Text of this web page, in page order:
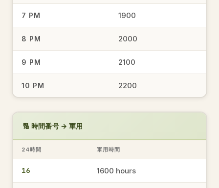
軍用時間
→ 7:35 PM
15.00
軍用時間
1744 → 5:44 PM
7 PM 1900
8 PM 2000
9 PM 2100
10 PM 2200
🔢 時間番号 → 軍用
24時間 軍用時間
16 1600 hours